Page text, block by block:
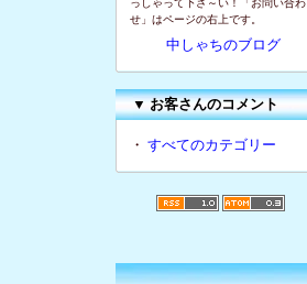
っしゃって下さ～い！「お問い合わ
せ」はページの右上です。
中しゃちのブログ
▼お客さんのコメント
・ すべてのカテゴリー